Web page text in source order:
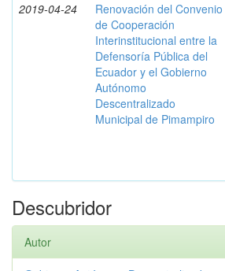
2019-04-24
Renovación del Convenio
de Cooperación
Interinstitucional entre la
Defensoría Pública del
Ecuador y el Gobierno
Autónomo
Descentralizado
Municipal de Pimampiro
Descubridor
Autor